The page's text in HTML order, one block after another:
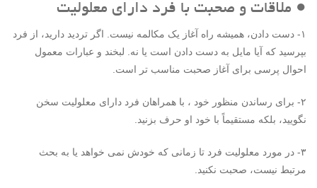
● ملاقات و صحبت با فرد دارای معلولیت
۱- دست دادن، همیشه راه آغاز یک مکالمه نیست. اگر تردید دارید، از فرد
بپرسید که آیا مایل به دست دادن است یا نه. لبخند و عبارات معمول
احوال پرسی برای آغاز صحبت مناسب تر است.
۲- برای رساندن منظور خود ، با همراهان فرد دارای معلولیت سخن
نگویید، بلکه مستقیماً با خود او حرف بزنید.
۳- در مورد معلولیت فرد تا زمانی که خودش نمی خواهد یا به بحث
مرتبط نیست، صحبت نکنید.